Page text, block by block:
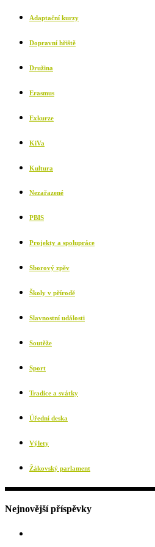
Adaptační kurzy
Dopravní hřiště
Družina
Erasmus
Exkurze
KiVa
Kultura
Nezařazené
PBIS
Projekty a spolupráce
Sborový zpěv
Školy v přírodě
Slavnostní události
Soutěže
Sport
Tradice a svátky
Úřední deska
Výlety
Žákovský parlament
Nejnovější příspěvky